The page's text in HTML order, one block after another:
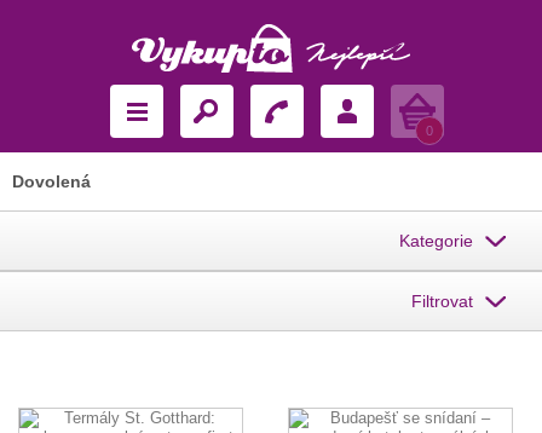
Košík
0
Dovolená
Kategorie
Filtrovat